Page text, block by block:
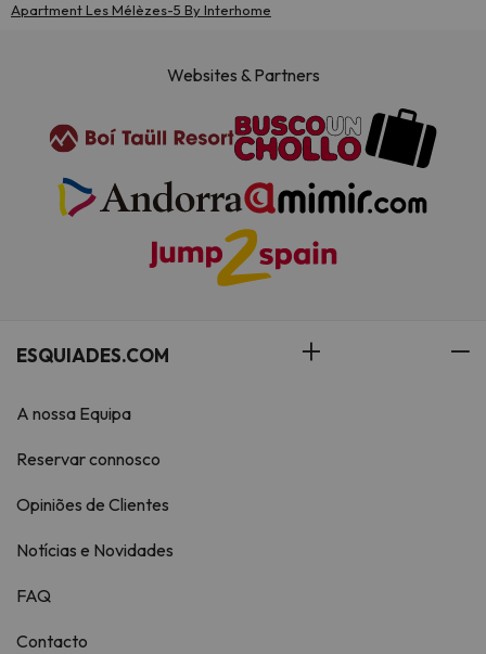
Apartment Les Mélèzes-5 By Interhome
Websites & Partners
ESQUIADES.COM
A nossa Equipa
Reservar connosco
Opiniões de Clientes
Notícias e Novidades
FAQ
Contacto